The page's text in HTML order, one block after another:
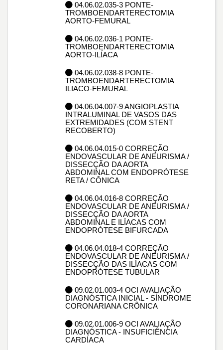
04.06.02.035-3 PONTE-
TROMBOENDARTERECTOMIA
AORTO-FEMURAL
04.06.02.036-1 PONTE-
TROMBOENDARTERECTOMIA
AORTO-ILÍACA
04.06.02.038-8 PONTE-
TROMBOENDARTERECTOMIA
ILIACO-FEMURAL
04.06.04.007-9 ANGIOPLASTIA
INTRALUMINAL DE VASOS DAS
EXTREMIDADES (COM STENT
RECOBERTO)
04.06.04.015-0 CORREÇÃO
ENDOVASCULAR DE ANEURISMA /
DISSECÇÃO DA AORTA
ABDOMINAL COM ENDOPRÓTESE
RETA / CÔNICA
04.06.04.016-8 CORREÇÃO
ENDOVASCULAR DE ANEURISMA /
DISSECÇÃO DA AORTA
ABDOMINAL E ILÍACAS COM
ENDOPRÓTESE BIFURCADA
04.06.04.018-4 CORREÇÃO
ENDOVASCULAR DE ANEURISMA /
DISSECÇÃO DAS ILÍACAS COM
ENDOPRÓTESE TUBULAR
09.02.01.003-4 OCI AVALIAÇÃO
DIAGNÓSTICA INICIAL - SÍNDROME
CORONARIANA CRÔNICA
09.02.01.006-9 OCI AVALIAÇÃO
DIAGNÓSTICA - INSUFICIÊNCIA
CARDÍACA